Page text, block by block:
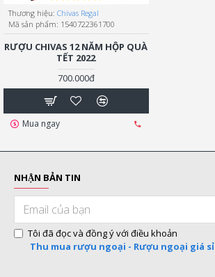
Thương hiệu: Chivas Regal
Mã sản phẩm: 1540722361700
RƯỢU CHIVAS 12 NĂM HỘP QUÀ
TẾT 2022
700.000đ
Mua ngay
NHẬN BẢN TIN
Tôi đã đọc và đồng ý với điều khoản
Thu mua rượu ngoại - Rượu ngoại giá sỉ